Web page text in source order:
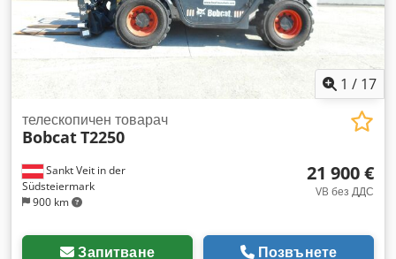
1 / 17
Sankt Veit in der
Südsteiermark
900 km
телескопичен товарач
BobcatT2250
21 900 €
VB без ДДС
Запитване Позвънете